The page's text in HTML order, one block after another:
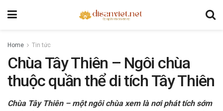
Home Tin tức
Chùa Tây Thiên – Ngôi chùa
thuộc quần thể di tích Tây Thiên
Chùa Tây Thiên – một ngôi chùa xem là nơi phát tích sớm